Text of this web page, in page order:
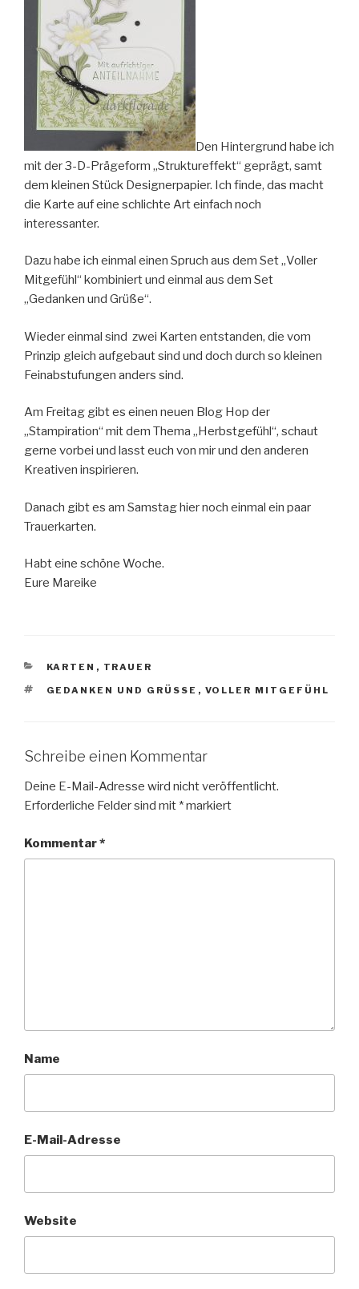
Den Hintergrund habe ich
mit der 3-D-Prägeform „Struktureffekt“ geprägt, samt
dem kleinen Stück Designerpapier. Ich finde, das macht
die Karte auf eine schlichte Art einfach noch
interessanter.
Dazu habe ich einmal einen Spruch aus dem Set „Voller
Mitgefühl“ kombiniert und einmal aus dem Set
„Gedanken und Grüße“.
Wieder einmal sind zwei Karten entstanden, die vom
Prinzip gleich aufgebaut sind und doch durch so kleinen
Feinabstufungen anders sind.
Am Freitag gibt es einen neuen Blog Hop der
„Stampiration“ mit dem Thema „Herbstgefühl“, schaut
gerne vorbei und lasst euch von mir und den anderen
Kreativen inspirieren.
Danach gibt es am Samstag hier noch einmal ein paar
Trauerkarten.
Habt eine schöne Woche.
Eure Mareike
KATEGORIEN
KARTEN , TRAUER
SCHLAGWÖRTER
GEDANKEN UND GRÜSSE , VOLLER MITGEFÜHL
Schreibe einen Kommentar
Deine E-Mail-Adresse wird nicht veröffentlicht.
Erforderliche Felder sind mit *markiert
Kommentar*
Name
E-Mail-Adresse
Website